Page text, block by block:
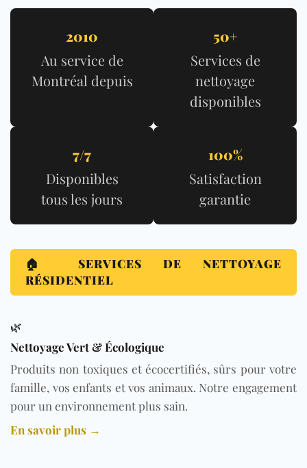
2010
Au service de
Montréal depuis
50+
Services de
nettoyage
disponibles
7/7
Disponibles
tous les jours
100%
Satisfaction
garantie
🏠 SERVICES DE NETTOYAGE
RÉSIDENTIEL
🌿
Nettoyage Vert & Écologique
Produits non toxiques et écocertifiés, sûrs pour votre
famille, vos enfants et vos animaux. Notre engagement
pour un environnement plus sain.
En savoir plus →